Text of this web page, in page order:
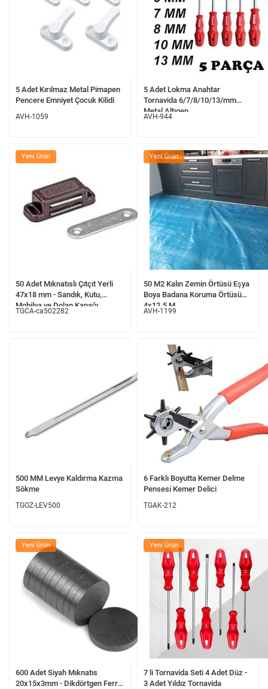
5 Adet Kırılmaz Metal Pimapen
Pencere Emniyet Çocuk Kilidi
AVH-1059
5 Adet Lokma Anahtar
Tornavida 6/7/8/10/13/mm
Metal Altıgen
AVH-944
Yeni Ürün
50 Adet Mıknatıslı Çıtçıt Yerli
47x18 mm - Sandık, Kutu,
Mobilya ve Dolap Kapağı
Manyetik Tutucu
TGCA-ca502282
Yeni Ürün
50 M2 Kalın Zemin Örtüsü Eşya
Boya Badana Koruma Örtüsü
4x12.5 M
AVH-1199
500 MM Levye Kaldırma Kazma
Sökme
TGOZ-LEV500
6 Farklı Boyutta Kemer Delme
Pensesi Kemer Delici
TGAK-212
Yeni Ürün
600 Adet Siyah Mıknatıs
20x15x3mm - Dikdörtgen Ferrit
Yeni Ürün
7 li Tornavida Seti 4 Adet Düz -
3 Adet Yıldız Tornavida